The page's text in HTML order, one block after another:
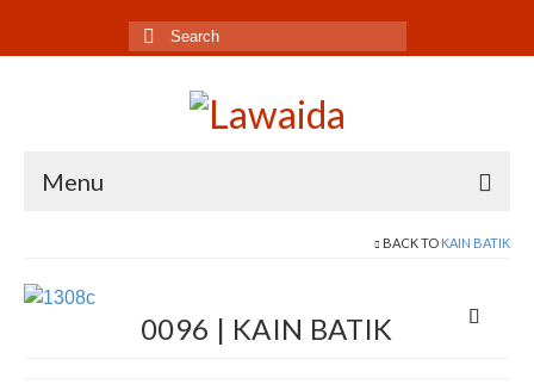
Search
for:
Menu
Produk
BACK TO KAIN BATIK
0096 | KAIN BATIK